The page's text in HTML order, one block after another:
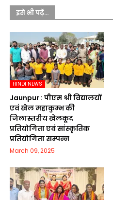
इसे भी पढ़ें...
HINDI NEWS
Jaunpur :​ पीएम श्री विद्यालयों
एवं खेल महाकुम्भ की
जिलास्तरीय खेलकूद
प्रतियोगिता एवं सांस्कृतिक
प्रतियोगिता सम्पन्न
March 09, 2025